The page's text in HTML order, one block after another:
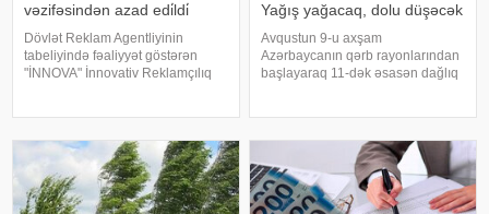
vəzifəsindən azad edi̇ldi̇
Dövlət Reklam Agentliyinin
tabeliyində fəaliyyət göstərən
"İNNOVA" İnnovativ Reklamçılıq
vəzifəsindən azad edilib.
"Qaynarinfo"y
Yağış yağacaq, dolu düşəcək
Avqustun 9-u axşam
Azərbaycanın qərb rayonlarından
başlayaraq 11-dək əsasən dağlıq
Hidrometeorologiya Xidmətindən
məlumat verilib. Ayrı-ayrı yerlərd